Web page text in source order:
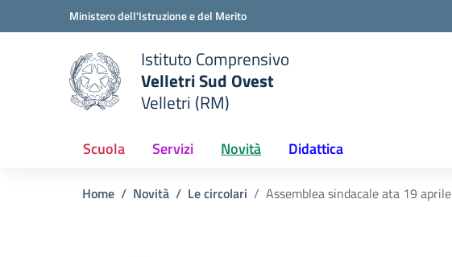
Vai ai contenuti
Vai al menu di navigazioneMinistero dell'Istruzione e del Merito
scuola
Istituto Comprensivo
Velletri Sud Ovest
Velletri (RM)
Scuola Servizi Novità Didattica
Home Novità Le circolari Assemblea sindacale ata 19 aprile